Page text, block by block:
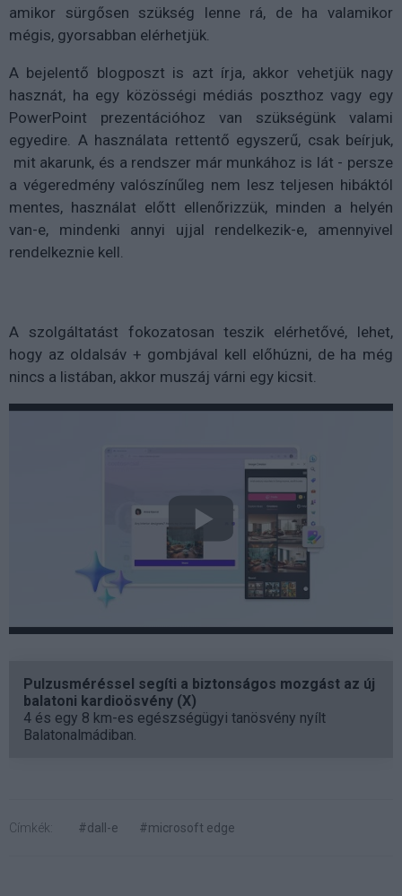
amikor sürgősen szükség lenne rá, de ha valamikor
mégis, gyorsabban elérhetjük.
A bejelentő blogposzt is azt írja, akkor vehetjük nagy
hasznát, ha egy közösségi médiás poszthoz vagy egy
PowerPoint prezentációhoz van szükségünk valami
egyedire. A használata rettentő egyszerű, csak beírjuk,
mit akarunk, és a rendszer már munkához is lát - persze
a végeredmény valószínűleg nem lesz teljesen hibáktól
mentes, használat előtt ellenőrizzük, minden a helyén
van-e, mindenki annyi ujjal rendelkezik-e, amennyivel
rendelkeznie kell.
A szolgáltatást fokozatosan teszik elérhetővé, lehet,
hogy az oldalsáv + gombjával kell előhúzni, de ha még
nincs a listában, akkor muszáj várni egy kicsit.
Pulzusméréssel segíti a biztonságos mozgást az új
balatoni kardioösvény (X)
4 és egy 8 km-es egészségügyi tanösvény nyílt
Balatonalmádiban.
Címkék: #dall-e #microsoft edge